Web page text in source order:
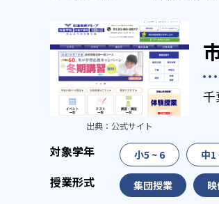
千
出典： 公式サイト
小5 ~ 6 中1
集団授業